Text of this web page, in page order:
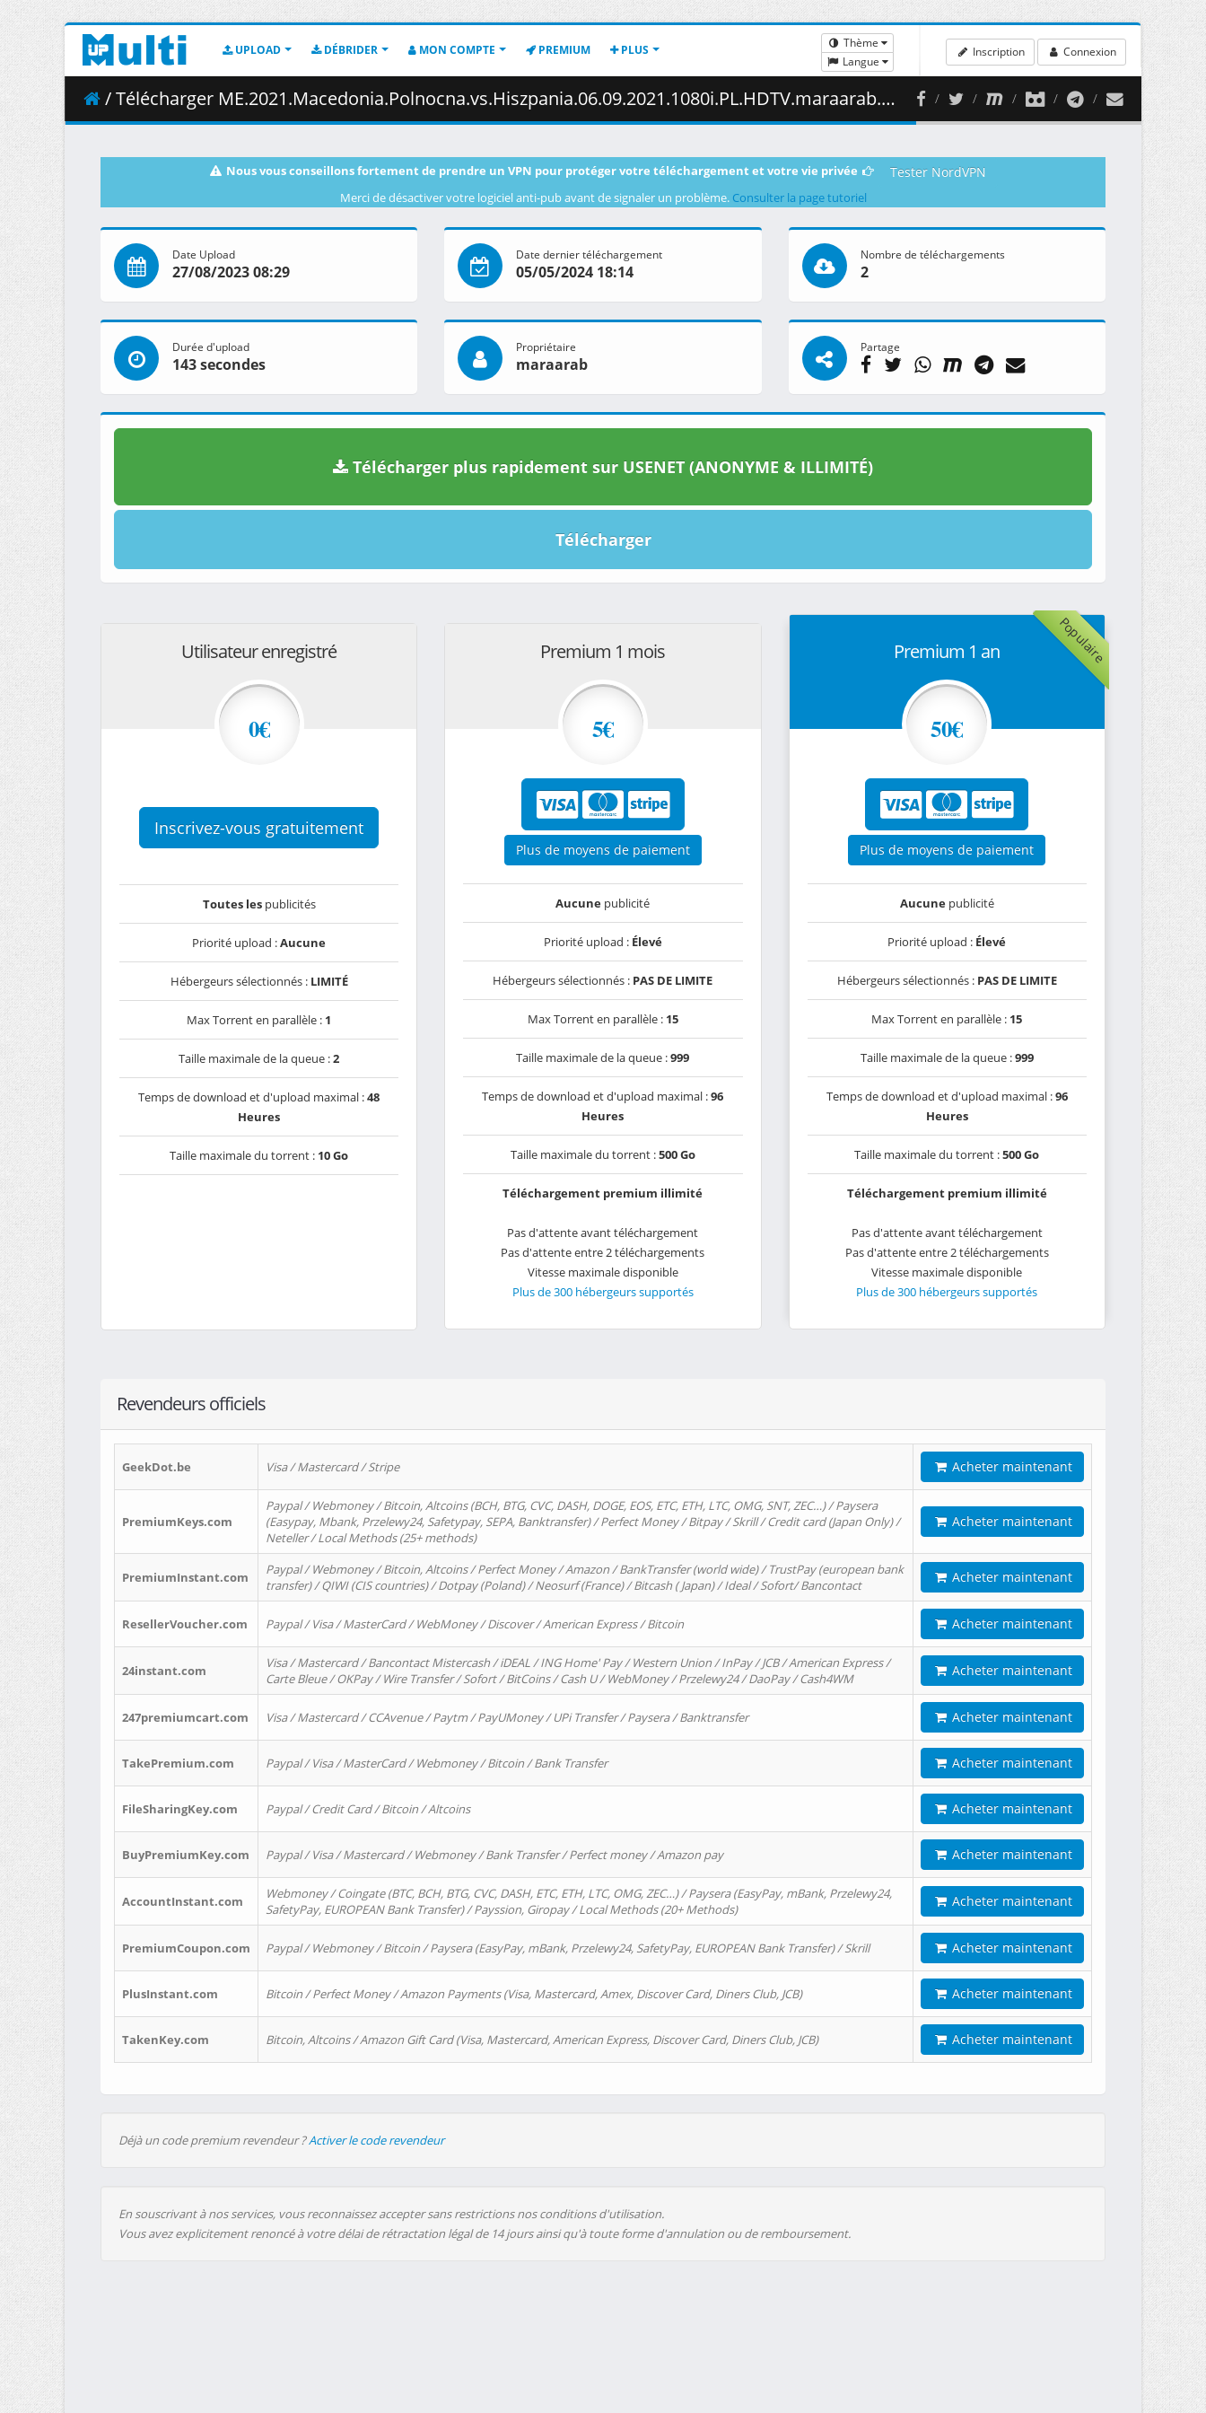
UPLOAD DÉBRIDER MON COMPTE PREMIUM PLUS
Thème
Langue
Inscription Connexion
/ Télécharger ME.2021.Macedonia.Polnocna.vs.Hiszpania.06.09.2021.1080i.PL.HDTV.maraarab.ts ( 4.93 GB )
Nous vous conseillons fortement de prendre un VPN pour protéger votre téléchargement et votre vie privée Tester NordVPN
Merci de désactiver votre logiciel anti-pub avant de signaler un problème. Consulter la page tutoriel
Date Upload
27/08/2023 08:29
Date dernier téléchargement
05/05/2024 18:14
Nombre de téléchargements
2
Durée d'upload
143 secondes
Propriétaire
maraarab
Partage
Télécharger plus rapidement sur USENET (ANONYME & ILLIMITÉ)
Télécharger
Utilisateur enregistré
0€
Inscrivez-vous gratuitement
Toutes lespublicités
Priorité upload :Aucune
Hébergeurs sélectionnés : LIMITÉ
Max Torrent en parallèle : 1
Taille maximale de la queue :2
Temps de download et d'upload maximal :48
Heures
Taille maximale du torrent : 10 Go
Premium 1 mois
5€
Plus de moyens de paiement
Aucune publicité
Priorité upload : Élevé
Hébergeurs sélectionnés : PAS DE LIMITE
Max Torrent en parallèle : 15
Taille maximale de la queue :999
Temps de download et d'upload maximal :96
Heures
Taille maximale du torrent :500 Go
Téléchargement premium illimité
Pas d'attente avant téléchargement
Pas d'attente entre 2 téléchargements
Vitesse maximale disponible
Plus de 300 hébergeurs supportés
Populaire
Premium 1 an
50€
Plus de moyens de paiement
Aucunepublicité
Priorité upload : Élevé
Hébergeurs sélectionnés : PAS DE LIMITE
Max Torrent en parallèle : 15
Taille maximale de la queue :999
Temps de download et d'upload maximal :96
Heures
Taille maximale du torrent :500 Go
Téléchargement premium illimité
Pas d'attente avant téléchargement
Pas d'attente entre 2 téléchargements
Vitesse maximale disponible
Plus de 300 hébergeurs supportés
Revendeurs officiels
GeekDot.be Visa / Mastercard / Stripe Acheter maintenant
PremiumKeys.com
Paypal / Webmoney / Bitcoin, Altcoins (BCH, BTG, CVC, DASH, DOGE, EOS, ETC, ETH, LTC, OMG, SNT, ZEC…) / Paysera
(Easypay, Mbank, Przelewy24, Safetypay, SEPA, Banktransfer) / Perfect Money / Bitpay / Skrill / Credit card (Japan Only) /
Neteller / Local Methods (25+ methods)
Acheter maintenant
PremiumInstant.com
Paypal / Webmoney / Bitcoin, Altcoins / Perfect Money / Amazon / BankTransfer (world wide) / TrustPay (european bank
transfer) / QIWI (CIS countries) / Dotpay (Poland) / Neosurf (France) / Bitcash ( Japan) / Ideal / Sofort/ Bancontact
Acheter maintenant
ResellerVoucher.com Paypal / Visa / MasterCard / WebMoney / Discover / American Express / Bitcoin Acheter maintenant
24instant.com
Visa / Mastercard / Bancontact Mistercash / iDEAL / ING Home' Pay / Western Union / InPay / JCB / American Express /
Carte Bleue / OKPay / Wire Transfer / Sofort / BitCoins / Cash U / WebMoney / Przelewy24 / DaoPay / Cash4WM
Acheter maintenant
247premiumcart.com Visa / Mastercard / CCAvenue / Paytm / PayUMoney / UPi Transfer / Paysera / Banktransfer Acheter maintenant
TakePremium.com Paypal / Visa / MasterCard / Webmoney / Bitcoin / Bank Transfer Acheter maintenant
FileSharingKey.com Paypal / Credit Card / Bitcoin / Altcoins Acheter maintenant
BuyPremiumKey.com Paypal / Visa / Mastercard / Webmoney / Bank Transfer / Perfect money / Amazon pay Acheter maintenant
AccountInstant.com
Webmoney / Coingate (BTC, BCH, BTG, CVC, DASH, ETC, ETH, LTC, OMG, ZEC…) / Paysera (EasyPay, mBank, Przelewy24,
SafetyPay, EUROPEAN Bank Transfer) / Payssion, Giropay / Local Methods (20+ Methods)
Acheter maintenant
PremiumCoupon.com Paypal / Webmoney / Bitcoin / Paysera (EasyPay, mBank, Przelewy24, SafetyPay, EUROPEAN Bank Transfer) / Skrill Acheter maintenant
PlusInstant.com Bitcoin / Perfect Money / Amazon Payments (Visa, Mastercard, Amex, Discover Card, Diners Club, JCB) Acheter maintenant
TakenKey.com Bitcoin, Altcoins / Amazon Gift Card (Visa, Mastercard, American Express, Discover Card, Diners Club, JCB) Acheter maintenant
Déjà un code premium revendeur ?Activer le code revendeur
En souscrivant à nos services, vous reconnaissez accepter sans restrictions nos conditions d'utilisation.
Vous avez explicitement renoncé à votre délai de rétractation légal de 14 jours ainsi qu'à toute forme d'annulation ou de remboursement.